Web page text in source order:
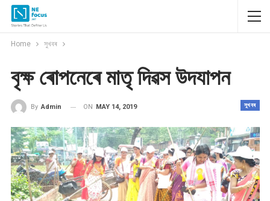
Home সুখবৰ
বৃক্ষ ৰোপনেৰে মাতৃ দিৱস উদযাপন
সুখবৰ
By Admin ON MAY 14, 2019